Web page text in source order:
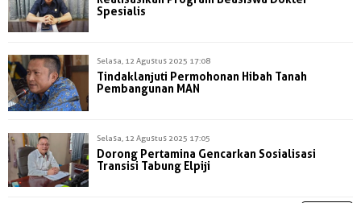
Spesialis
Selasa, 12 Agustus 2025 17:08
Tindaklanjuti Permohonan Hibah Tanah
Pembangunan MAN
Selasa, 12 Agustus 2025 17:05
Dorong Pertamina Gencarkan Sosialisasi
Transisi Tabung Elpiji